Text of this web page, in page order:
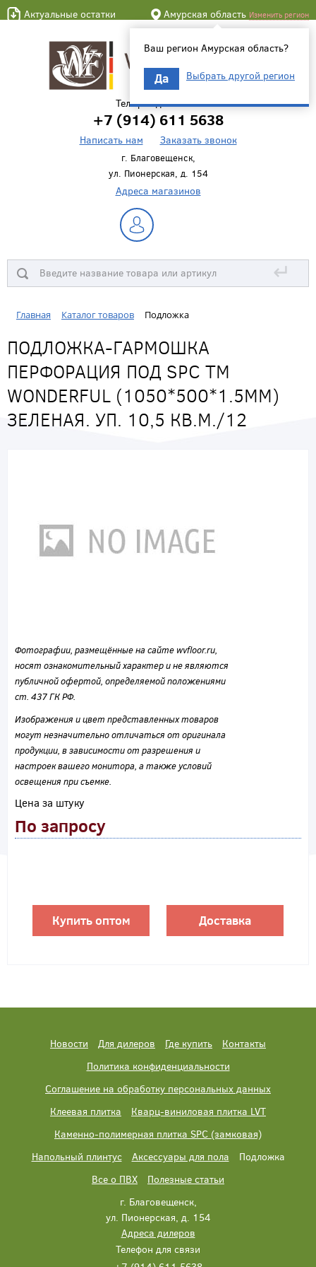
Актуальные остатки Амурская область Изменить регион
Ваш регион Амурская область?
Да Выбрать другой регион
Телефон для связи
+7 (914) 611 5638
Написать нам Заказать звонок
г. Благовещенск,
ул. Пионерская, д. 154
Адреса магазинов
↵
Главная Каталог товаров Подложка
ПОДЛОЖКА-ГАРМОШКА
ПЕРФОРАЦИЯ ПОД SPC ТМ
WONDERFUL (1050*500*1.5ММ)
ЗЕЛЕНАЯ. УП. 10,5 КВ.М./12
Фотографии, размещённые на сайте wvfloor.ru,
носят ознакомительный характер и не являются
публичной офертой, определяемой положениями
ст. 437 ГК РФ.
Изображения и цвет представленных товаров
могут незначительно отличаться от оригинала
продукции, в зависимости от разрешения и
настроек вашего монитора, а также условий
освещения при съемке.
Цена за штуку
По запросу
Купить оптом Доставка
Новости Для дилеров Где купить
Контакты
Политика конфиденциальности
Соглашение на обработку персональных данных
Клеевая плитка
Кварц-виниловая плитка LVT
Каменно-полимерная плитка SPC (замковая)
Напольный плинтус
Аксессуары для пола
Подложка
Все о ПВХ
Полезные статьи
г. Благовещенск,
ул. Пионерская, д. 154
Адреса дилеров
Телефон для связи